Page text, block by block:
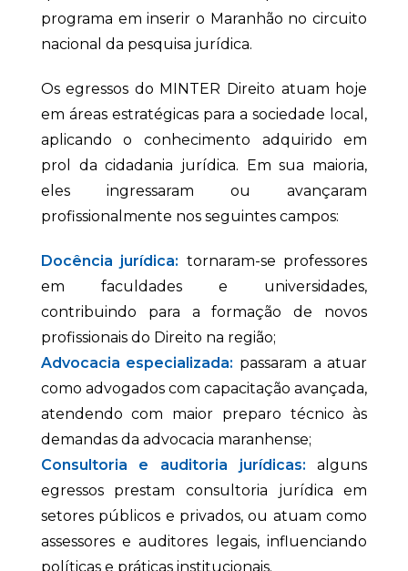
programa em inserir o Maranhão no circuito
nacional da pesquisa jurídica.
Os egressos do MINTER Direito atuam hoje
em áreas estratégicas para a sociedade local,
aplicando o conhecimento adquirido em
prol da cidadania jurídica. Em sua maioria,
eles ingressaram ou avançaram
profissionalmente nos seguintes campos:
Docência jurídica: tornaram-se professores
em faculdades e universidades,
contribuindo para a formação de novos
profissionais do Direito na região;
Advocacia especializada: passaram a atuar
como advogados com capacitação avançada,
atendendo com maior preparo técnico às
demandas da advocacia maranhense;
Consultoria e auditoria jurídicas: alguns
egressos prestam consultoria jurídica em
setores públicos e privados, ou atuam como
assessores e auditores legais, influenciando
políticas e práticas institucionais.